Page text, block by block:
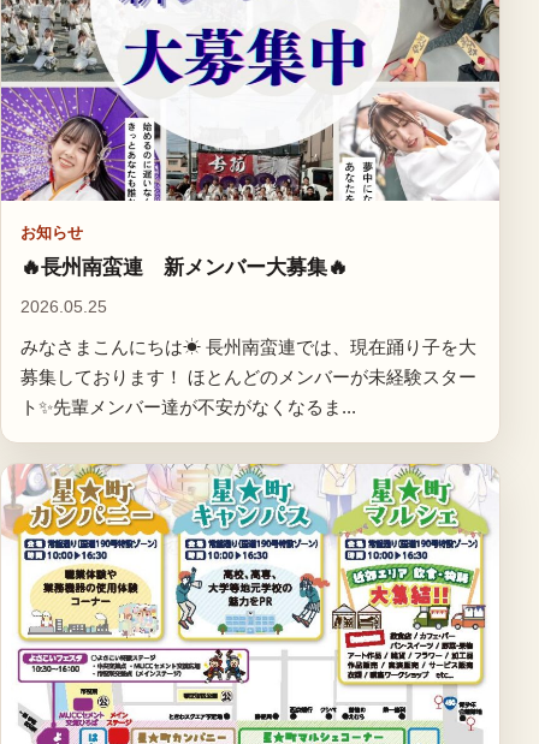
お知らせ
🔥長州南蛮連 新メンバー大募集🔥
2026.05.25
みなさまこんにちは☀ 長州南蛮連では、現在踊り子を大
募集しております！ ほとんどのメンバーが未経験スター
ト✨先輩メンバー達が不安がなくなるま...